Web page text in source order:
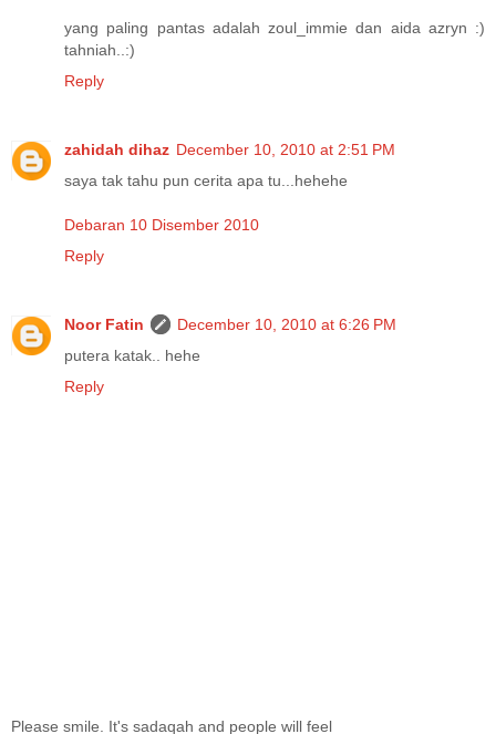
yang paling pantas adalah zoul_immie dan aida azryn :)
tahniah..:)
Reply
zahidah dihaz December 10, 2010 at 2:51 PM
saya tak tahu pun cerita apa tu...hehehe
Debaran 10 Disember 2010
Reply
Noor Fatin
December 10, 2010 at 6:26 PM
putera katak.. hehe
Reply
Please smile. It's sadaqah and people will feel